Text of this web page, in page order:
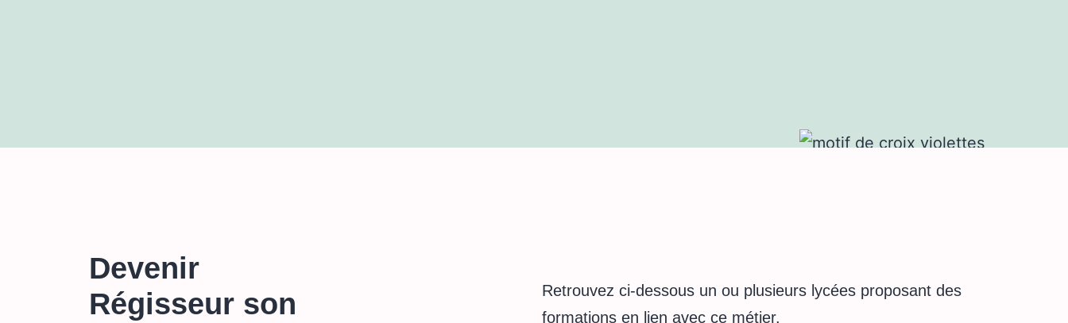
Devenir
Régisseur son
Retrouvez ci-dessous un ou plusieurs lycées proposant des
formations en lien avec ce métier.